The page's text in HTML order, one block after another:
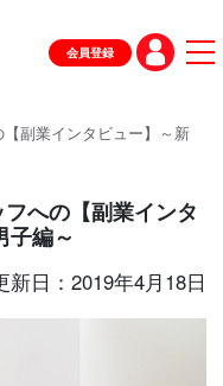
会員登録
副業インタビュー】～新
への【副業インタ
子編～
新日：2019年4月18日